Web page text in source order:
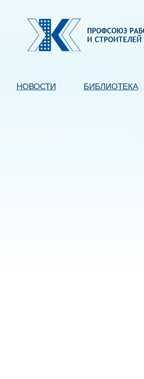
НОВОСТИ БИБЛИОТЕКА